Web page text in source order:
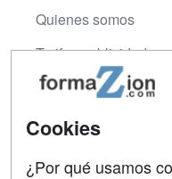
Quienes somos
Tarifas publicidad
Acceso Usuarios
Acceso Centros
Cookies
¿Por qué usamos